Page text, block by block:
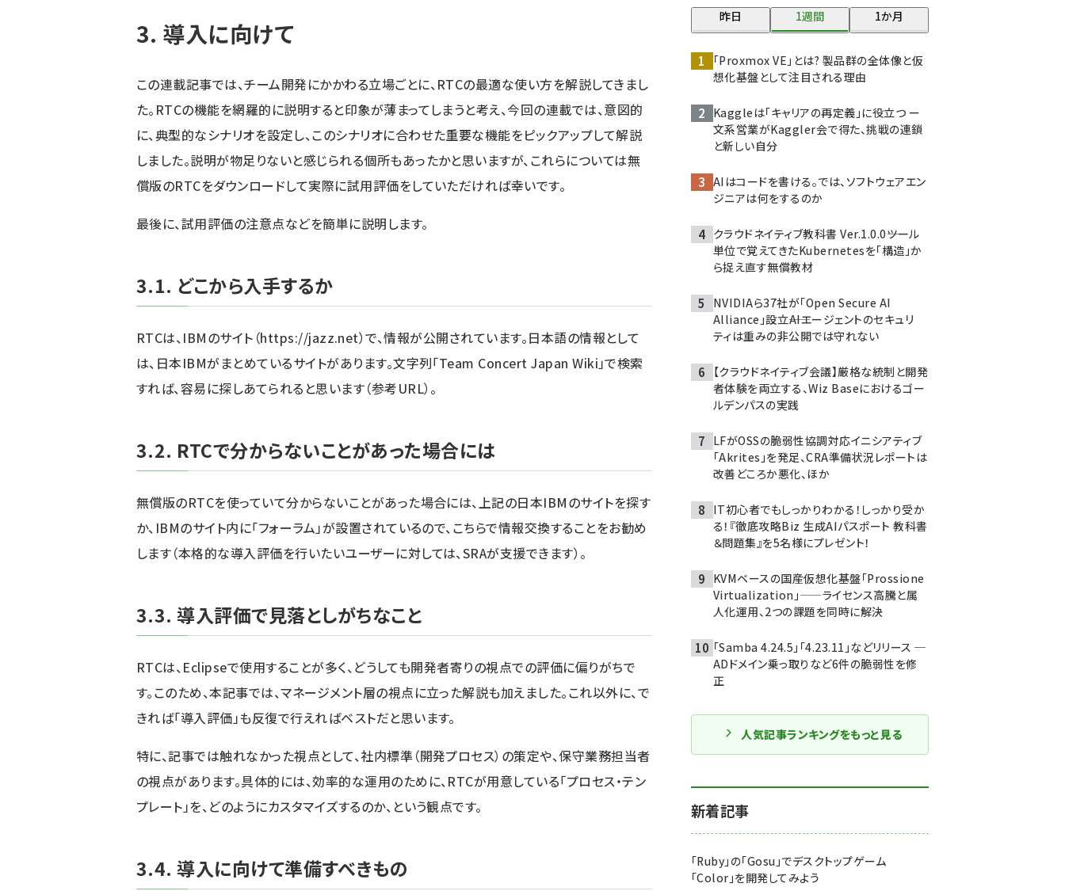
ai crunch (1336)
3. 導入に向けて
この連載記事では、チーム開発にかかわる立場ごとに、RTCの最適な使い方を解説してきまし
た。RTCの機能を網羅的に説明すると印象が薄まってしまうと考え、今回の連載では、意図的
に、典型的なシナリオを設定し、このシナリオに合わせた重要な機能をピックアップして解説
しました。説明が物足りないと感じられる個所もあったかと思いますが、これらについては無
償版のRTCをダウンロードして実際に試用評価をしていただければ幸いです。
最後に、試用評価の注意点などを簡単に説明します。
3.1. どこから入手するか
RTCは、IBMのサイト（https://jazz.net）で、情報が公開されています。日本語の情報として
は、日本IBMがまとめているサイトがあります。文字列「Team Concert Japan Wiki」で検索
すれば、容易に探しあてられると思います（参考URL）。
3.2. RTCで分からないことがあった場合には
無償版のRTCを使っていて分からないことがあった場合には、上記の日本IBMのサイトを探す
か、IBMのサイト内に「フォーラム」が設置されているので、こちらで情報交換することをお勧め
します（本格的な導入評価を行いたいユーザーに対しては、SRAが支援できます）。
3.3. 導入評価で見落としがちなこと
RTCは、Eclipseで使用することが多く、どうしても開発者寄りの視点での評価に偏りがちで
す。このため、本記事では、マネージメント層の視点に立った解説も加えました。これ以外に、で
きれば「導入評価」も反復で行えればベストだと思います。
特に、記事では触れなかった視点として、社内標準（開発プロセス）の策定や、保守業務担当者
の視点があります。具体的には、効率的な運用のために、RTCが用意している「プロセス・テン
プレート」を、どのようにカスタマイズするのか、という観点です。
3.4. 導入に向けて準備すべきもの
昨日 1週間 1か月
「Proxmox VE」とは? 製品群の全体像と仮
想化基盤として注目される理由
Kaggleは「キャリアの再定義」に役立つ ー
文系営業がKaggler会で得た、挑戦の連鎖
と新しい自分
AIはコードを書ける。では、ソフトウェアエン
ジニアは何をするのか
クラウドネイティブ教科書 Ver.1.0.0――ツール
単位で覚えてきたKubernetesを「構造」か
ら捉え直す無償教材
NVIDIAら37社が「Open Secure AI
Alliance」設立――AIエージェントのセキュリ
ティは重みの非公開では守れない
【クラウドネイティブ会議】厳格な統制と開発
者体験を両立する、Wiz Baseにおけるゴー
ルデンパスの実践
LFがOSSの脆弱性協調対応イニシアティブ
「Akrites」を発足、CRA準備状況レポートは
改善どころか悪化、ほか
IT初心者でもしっかりわかる！しっかり受か
る！『徹底攻略Biz 生成AIパスポート 教科書
＆問題集』を5名様にプレゼント！
KVMベースの国産仮想化基盤「Prossione
Virtualization」——ライセンス高騰と属
人化運用、2つの課題を同時に解決
「Samba 4.24.5」「4.23.11」などリリース ─
ADドメイン乗っ取りなど6件の脆弱性を修
正
人気記事ランキングをもっと見る
新着記事
「Ruby」の「Gosu」でデスクトップゲーム
「Color」を開発してみよう